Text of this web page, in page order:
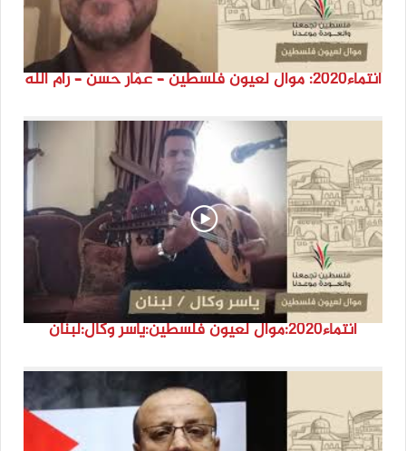
انتماء2020: موال لعيون فلسطين – عمّار حسن – رام الله
انتماء2020:موال لعيون فلسطين:ياسر وكال:لبنان